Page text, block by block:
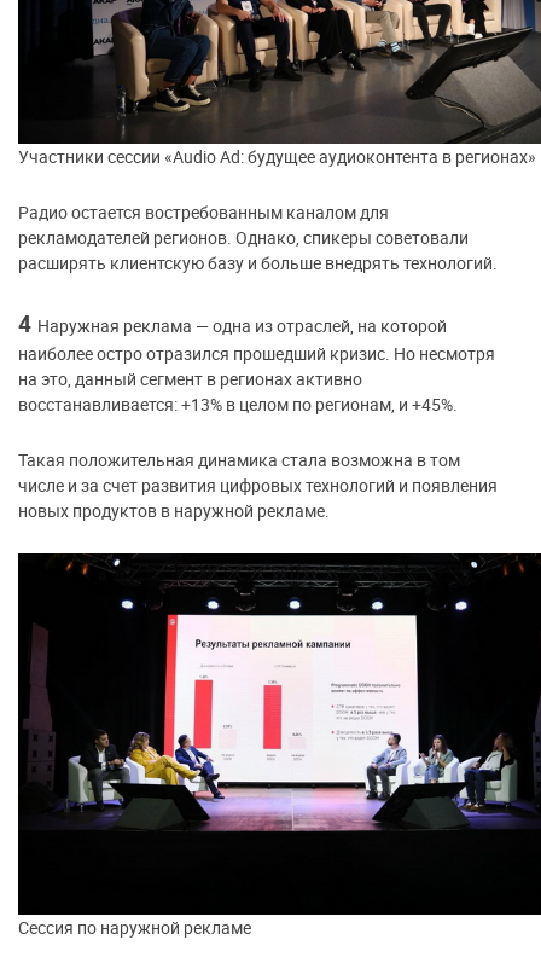
Участники сессии «Audio Ad: будущее аудиоконтента в регионах»
Радио остается востребованным каналом для
рекламодателей регионов. Однако, спикеры советовали
расширять клиентскую базу и больше внедрять технологий.
4 Наружная реклама — одна из отраслей, на которой
наиболее остро отразился прошедший кризис. Но несмотря
на это, данный сегмент в регионах активно
восстанавливается: +13% в целом по регионам, и +45%.
Такая положительная динамика стала возможна в том
числе и за счет развития цифровых технологий и появления
новых продуктов в наружной рекламе.
Сессия по наружной рекламе